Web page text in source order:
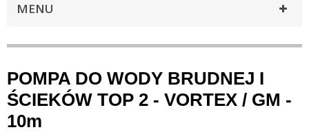
MENU
POMPA DO WODY BRUDNEJ I
ŚCIEKÓW TOP 2 - VORTEX / GM -
10m